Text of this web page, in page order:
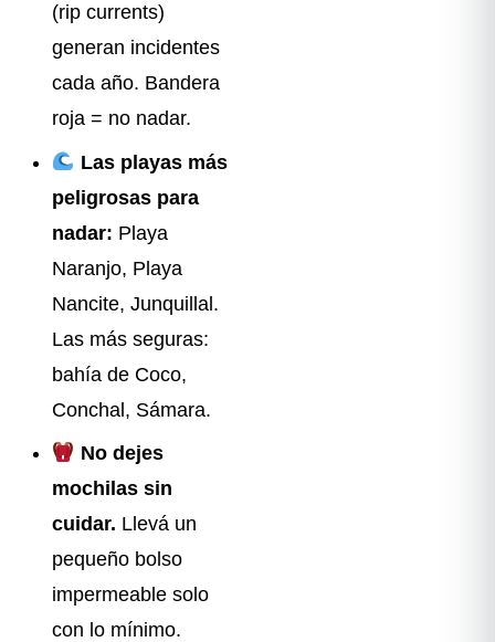
(rip currents)
generan incidentes
cada año. Bandera
roja = no nadar.
Las playas más
peligrosas para
nadar: Playa
Naranjo, Playa
Nancite, Junquillal.
Las más seguras:
bahía de Coco,
Conchal, Sámara.
No dejes
mochilas sin
cuidar. Llevá un
pequeño bolso
impermeable solo
con lo mínimo.